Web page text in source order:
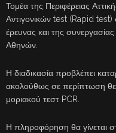
Τομέα της Περιφέρειας
Αντιγονικών test (Rapid test)
έρευνας και της
Αθηνών.
Η διαδικασία προβλέπει
ακολούθως σε περίπτωση
μοριακού τεστ PCR.
Η πληροφόρηση θα γίνεται